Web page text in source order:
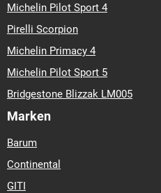
Michelin Pilot Sport 4
Pirelli Scorpion
Michelin Primacy 4
Michelin Pilot Sport 5
Bridgestone Blizzak LM005
Marken
Barum
Continental
GITI